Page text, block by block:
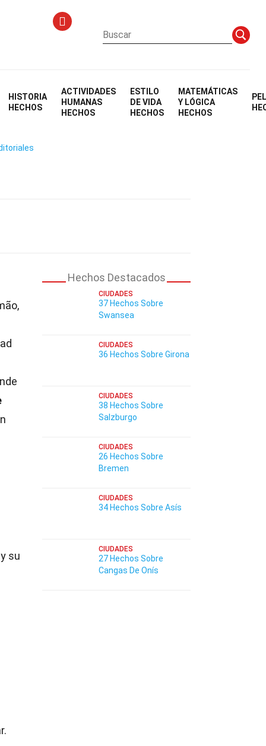
HISTORIA
HECHOS
ACTIVIDADES
HUMANAS
HECHOS
ESTILO
DE VIDA
HECHOS
MATEMÁTICAS
Y LÓGICA
HECHOS
su
Hechos Destacados
CIUDADES
37 Hechos Sobre
Swansea
CIUDADES
36 Hechos Sobre Girona
CIUDADES
38 Hechos Sobre
Salzburgo
CIUDADES
26 Hechos Sobre
Bremen
CIUDADES
34 Hechos Sobre Asís
CIUDADES
27 Hechos Sobre
Cangas De Onís